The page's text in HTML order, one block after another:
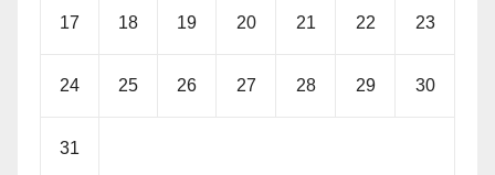
17 18 19 20 21 22 23
24 25 26 27 28 29 30
31